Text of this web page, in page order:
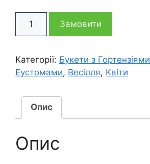
та
гортензії
кількість
Замовити
Категорії: Букети з Гортензіями
Еустомами, Весілля, Квіти
Опис
Опис